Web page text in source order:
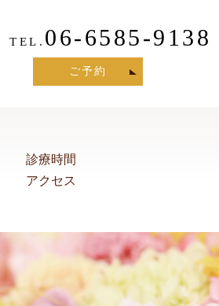
TEL. 06-6585-9138
ご予約
診療時間
アクセス